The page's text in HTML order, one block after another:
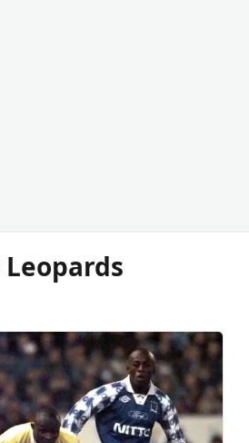
Leopards